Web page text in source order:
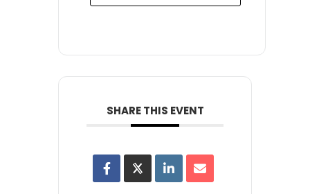
SHARE THIS EVENT